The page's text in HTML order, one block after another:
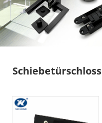
Schiebetürschloss